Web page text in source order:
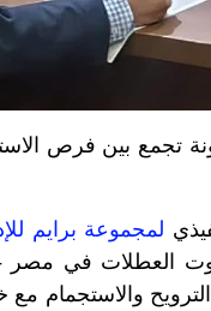
تجمع بين فرص
لمجموعة برايم
العطلات في مصر -
والاستجمام